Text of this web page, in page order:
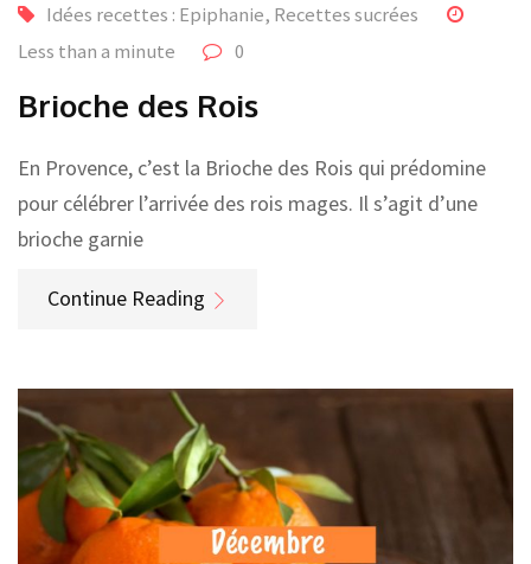
Idées recettes : Epiphanie, Recettes sucrées
Less than a minute
0
Brioche des Rois
En Provence, c’est la Brioche des Rois qui prédomine
pour célébrer l’arrivée des rois mages. Il s’agit d’une
brioche garnie
Continue Reading